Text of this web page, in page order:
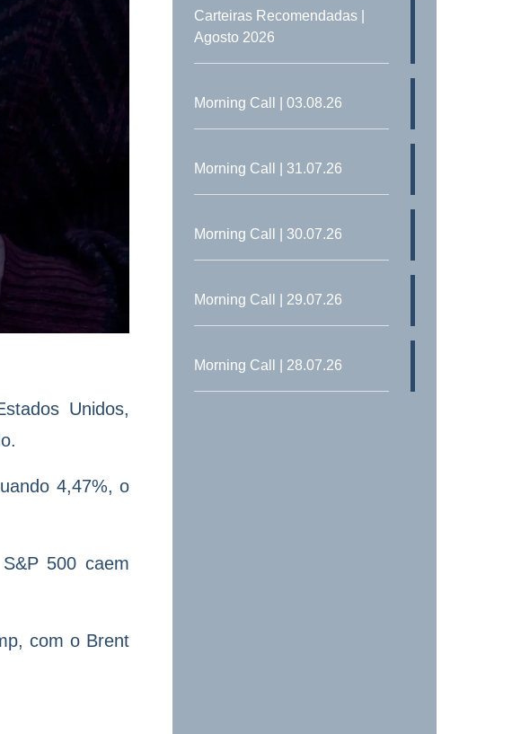
Unidos,
4,47%, o
500 caem
com o Brent
Carteiras Recomendadas |
Agosto 2026
Morning Call | 03.08.26
Morning Call | 31.07.26
Morning Call | 30.07.26
Morning Call | 29.07.26
Morning Call | 28.07.26